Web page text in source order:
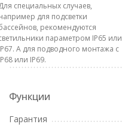
специальных случаев,
для подсветки
рекомендуются
параметром IP65 или
А для подводного монтажа с
или IP69.
Функции
Гарантия